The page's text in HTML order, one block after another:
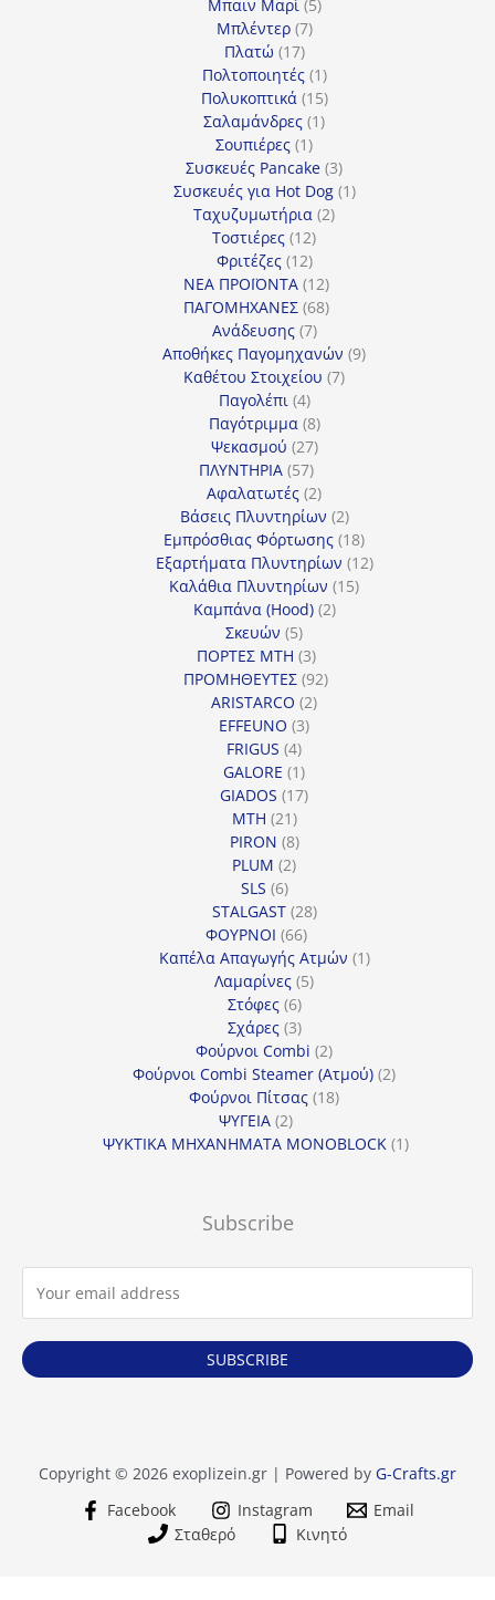
Μπαιν Μαρί 5
Μπλέντερ 77
Πλατώ 1717
προϊόντα
Πολτοποιητές 11
προϊόν
Πολυκοπτικά 1515
προϊόντα
Σαλαμάνδρες 11
Σουπιέρες 11
προϊόν
Συσκευές Pancake 33
προϊόντα
Συσκευές για Hot Dog 11
Ταχυζυμωτήρια 22
Τοστιέρες 1212
προϊόντα
Φριτέζες 1212
προϊόντα
ΝΕΑ ΠΡΟΪΟΝΤΑ 1212
προϊόντα
ΠΑΓΟΜΗΧΑΝΕΣ 6868
Ανάδευσης 77
προϊόντα
Αποθήκες Παγομηχανών 99
Καθέτου Στοιχείου 77
Παγολέπι 44
προϊόντα
Παγότριμμα 88
προϊόντα
Ψεκασμού 2727
προϊόντα
ΠΛΥΝΤΗΡΙΑ 5757
προϊόντα
Αφαλατωτές 22
προϊόντα
Βάσεις Πλυντηρίων 22
προϊόντα
Εμπρόσθιας Φόρτωσης 1818
προϊόντα
Εξαρτήματα Πλυντηρίων 1212
Καλάθια Πλυντηρίων 1515
Καμπάνα (Hood) 22
Σκευών 55
προϊόντα
ΠΟΡΤΕΣ MTH 33
προϊόντα
ΠΡΟΜΗΘΕΥΤΕΣ 9292
ARISTARCO 22
EFFEUNO 33
FRIGUS 44
προϊόντα
GALORE 11
προϊόν
GIADOS 1717
MTH 2121
προϊόντα
PIRON 88
προϊόντα
PLUM 22
SLS 66
προϊόντα
STALGAST 2828
ΦΟΥΡΝΟΙ 6666
προϊόντα
Καπέλα Απαγωγής Ατμών 11
Λαμαρίνες 55
Στόφες 66
προϊόντα
Σχάρες 33
προϊόντα
Φούρνοι Combi 22
προϊόντα
Φούρνοι Combi Steamer (Ατμού) 22
Φούρνοι Πίτσας 1818
ΨΥΓΕΙΑ 22
προϊόντα
ΨΥΚΤΙΚΑ ΜΗΧΑΝΗΜΑΤΑ MONOBLOCK 11
Subscribe
SUBSCRIBE
Copyright © 2026 exoplizein.gr | Powered by G-Crafts.gr
Facebook
Instagram
Email
Σταθερό
Κινητό